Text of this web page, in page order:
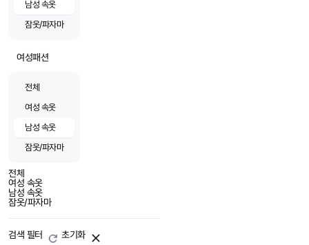
남성 속옷
잠옷/파자마
여성패션
전체
여성 속옷
남성 속옷
잠옷/파자마
전체
여성 속옷
남성 속옷
잠옷/파자마
검색 필터
초기화